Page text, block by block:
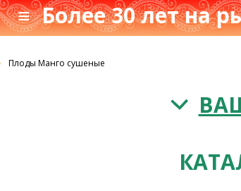
≡ Более 30 лет на
Плоды Манго сушеные